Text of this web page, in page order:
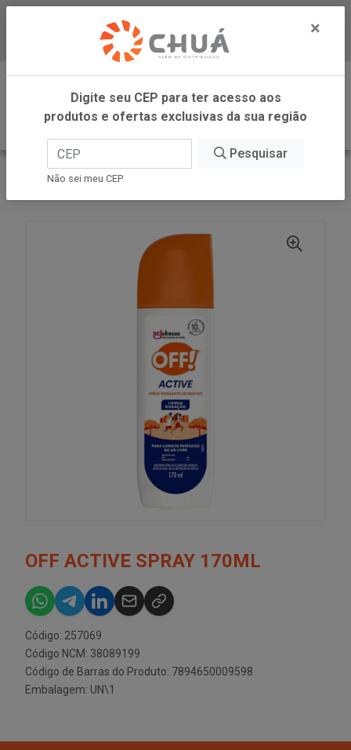
Baixe já nosso APP
0
INÍCIO
SC JOHNSON
OFF ACTIVE SPRAY 170ML
Código: 257069
Código NCM: 38089199
Código de Barras do Produto: 7894650009598
Embalagem: UN\1
×
Digite seu CEP para ter acesso aos
produtos e ofertas exclusivas da sua região
Pesquisar
Não sei meu CEP